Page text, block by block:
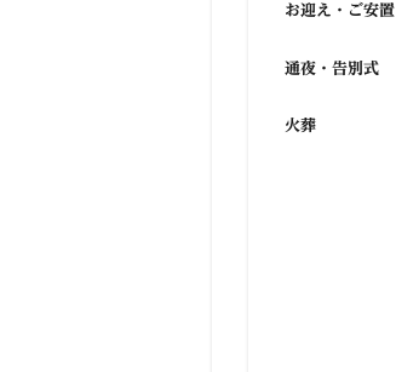
お迎え・ご安置
通夜・告別式
火葬